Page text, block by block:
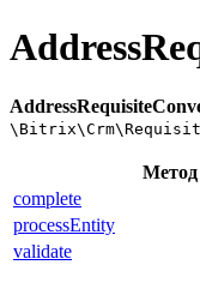
Метод
complete
processEntity
validate